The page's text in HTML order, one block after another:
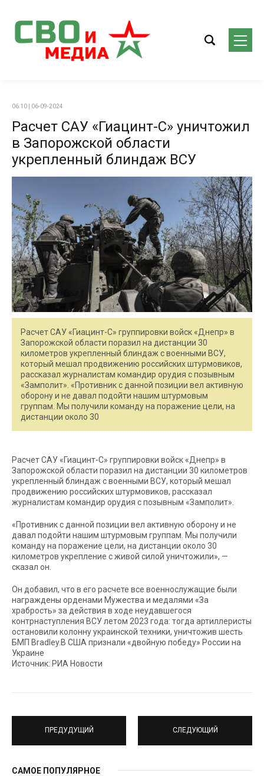
06:10 | 06-09-2024
Расчет САУ «Гиацинт-С» уничтожил
в Запорожской области
укрепленный блиндаж ВСУ
Расчет САУ «Гиацинт-С» группировки войск «Днепр» в
Запорожской области поразил на дистанции 30
километров укрепленный блиндаж с военными ВСУ,
который мешал продвижению российских штурмовиков,
рассказал журналистам командир орудия с позывным
«Замполит». «Противник с данной позиции вел активную
оборону и не давал подойти нашим штурмовым
группам. Мы получили команду на поражение цели, на
дистанции около 30
Расчет САУ «Гиацинт-С» группировки войск «Днепр» в
Запорожской области поразил на дистанции 30 километров
укрепленный блиндаж с военными ВСУ, который мешал
продвижению российских штурмовиков, рассказал
журналистам командир орудия с позывным «Замполит».
«Противник с данной позиции вел активную оборону и не
давал подойти нашим штурмовым группам. Мы получили
команду на поражение цели, на дистанции около 30
километров укрепление с живой силой уничтожили», —
сказал он.
Он добавил, что в его расчете все военнослужащие были
награждены орденами Мужества и медалями «За
храбрость» за действия в ходе неудавшегося
контрнаступления ВСУ летом 2023 года: тогда артиллеристы
остановили колонну украинской техники, уничтожив шесть
БМП Bradley.В США признали «двойную победу» России на
Украине
Источник: РИА Новости
ПРЕДУДУЩИЙ СЛЕДУЮЩИЙ
САМОЕ ПОПУЛЯРНОЕ